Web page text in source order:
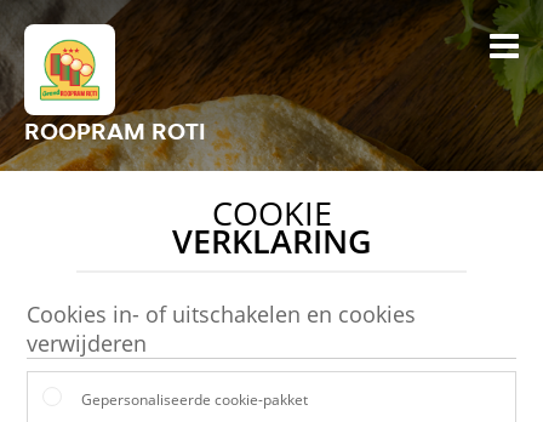
ROOPRAM ROTI
COOKIE
VERKLARING
Cookies in- of uitschakelen en cookies
verwijderen
Gepersonaliseerde cookie-pakket